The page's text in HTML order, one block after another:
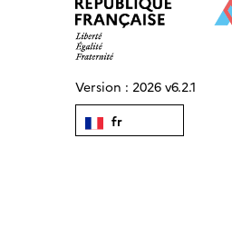
Version : 2026 v6.2.1
fr